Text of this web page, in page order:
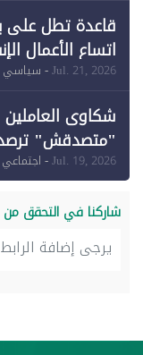
قاعدة تطل
اتساع الأعمال
Jul. 21, 2026- سياسي
شكاوى
"متصدقش" ترصد
للإعلام"
Jul. 19, 2026- اجتماعي
شاركنا في التحقق من